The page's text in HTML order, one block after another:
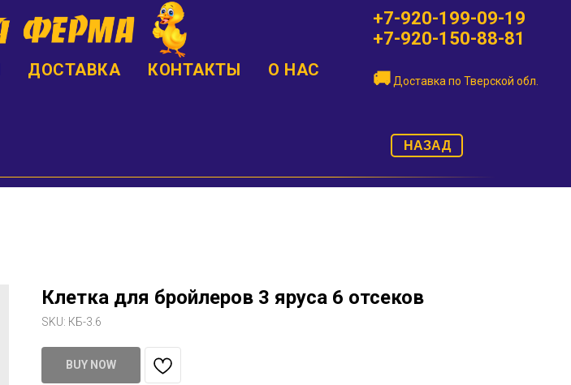
+7-920-199-09-19
+7-920-150-88-81
🚚 Доставка по Тверской обл.
ДОСТАВКА КОНТАКТЫ О НАС
НАЗАД
Клетка для бройлеров 3 яруса 6 отсеков
SKU: КБ-3.6
BUY NOW